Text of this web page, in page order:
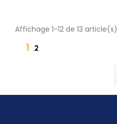
Affichage 1-12 de 13 article(s)
1 2